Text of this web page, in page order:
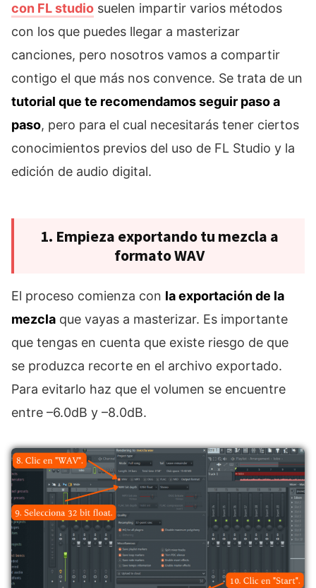
con FL studio suelen impartir varios métodos
con los que puedes llegar a masterizar
canciones, pero nosotros vamos a compartir
contigo el que más nos convence. Se trata de un
tutorial que te recomendamos seguir paso a
paso, pero para el cual necesitarás tener ciertos
conocimientos previos del uso de FL Studio y la
edición de audio digital.
1. Empieza exportando tu mezcla a
formato WAV
El proceso comienza con la exportación de la
mezcla que vayas a masterizar. Es importante
que tengas en cuenta que existe riesgo de que
se produzca recorte en el archivo exportado.
Para evitarlo haz que el volumen se encuentre
entre –6.0dB y –8.0dB.